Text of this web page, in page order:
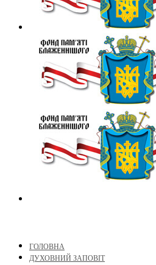
ГОЛОВНА
ДУХОВНИЙ ЗАПОВІТ